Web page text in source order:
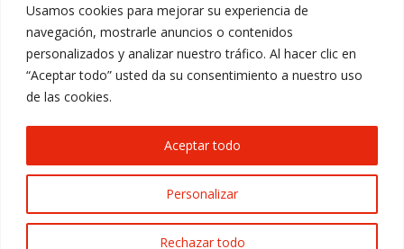
Usamos cookies para mejorar su experiencia de
navegación, mostrarle anuncios o contenidos
personalizados y analizar nuestro tráfico. Al hacer clic en
“Aceptar todo” usted da su consentimiento a nuestro uso
de las cookies.
Personalizar
Rechazar todo
Aceptar todo
Email:
murilloelcuende@murilloelcuende.es
Teléfono:
948 731 170 / 948 745 104
948 731 170 / 948 745 104
Encuéntranos en:
Facebook
opens
Instagram
opens
© 2023 - Web creada por Bit Informática